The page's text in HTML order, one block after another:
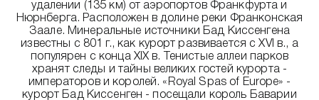
удалении (135 км) от аэропортов Франкфурта и
Нюрнберга. Расположен в долине реки Франконская
Заале. Минеральные источники Бад Киссенгена
известны с 801 г., как курорт развивается с XVI в., а
популярен с конца XIX в. Тенистые аллеи парков
хранят следы и тайны великих гостей курорта -
императоров и королей. «Royal Spas of Europe» -
курорт Бад Киссенген - посещали король Баварии